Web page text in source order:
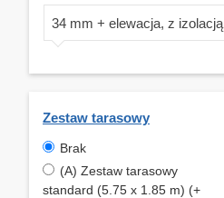
34 mm + elewacja, z izolacją
Zestaw tarasowy
Brak
(A) Zestaw tarasowy
standard (5.75 x 1.85 m) (+